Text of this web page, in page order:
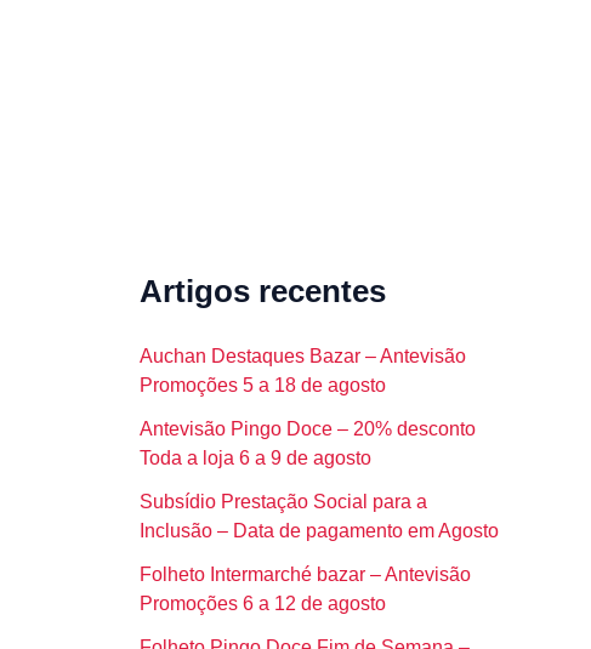
Artigos recentes
Auchan Destaques Bazar – Antevisão
Promoções 5 a 18 de agosto
Antevisão Pingo Doce – 20% desconto
Toda a loja 6 a 9 de agosto
Subsídio Prestação Social para a
Inclusão – Data de pagamento em Agosto
Folheto Intermarché bazar – Antevisão
Promoções 6 a 12 de agosto